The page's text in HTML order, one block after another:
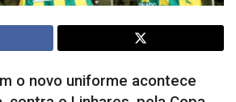
o novo uniforme acontece